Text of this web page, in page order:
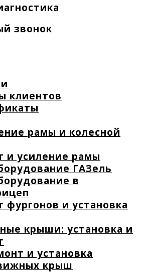
звонок
клиентов
рамы и колесной
и усиление рамы
ГАЗель
в
фургонов и установка
крыши: установка и
и установка
крыш